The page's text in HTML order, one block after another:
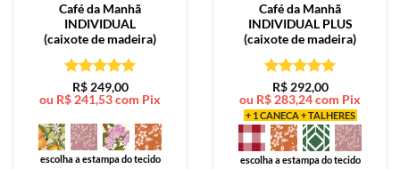
Café da Manhã
INDIVIDUAL
(caixote de madeira)
Avaliação5
de 5
R$249,00
ou R$241,53com Pix
escolha a estampa do tecido
Café da Manhã
INDIVIDUAL PLUS
(caixote de madeira)
Avaliação5
de 5
R$292,00
ou R$283,24com Pix
+ 1 CANECA + TALHERES
escolha a estampa do tecido